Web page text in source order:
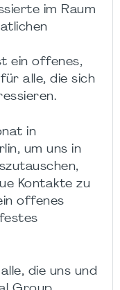
im Raum
ein offenes,
alle, die sich
in
um uns in
Kontakte zu
offenes
die uns und